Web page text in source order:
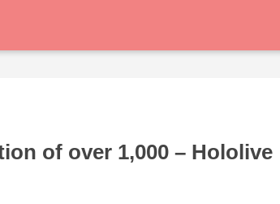
of over 1,000 – Hololive